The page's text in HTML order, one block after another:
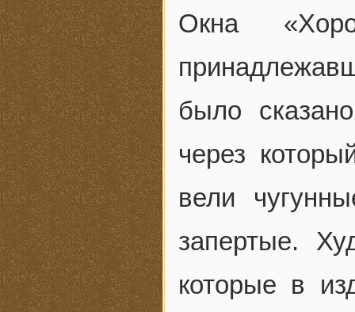
Окна
было
через
вели
запертые.
которые в